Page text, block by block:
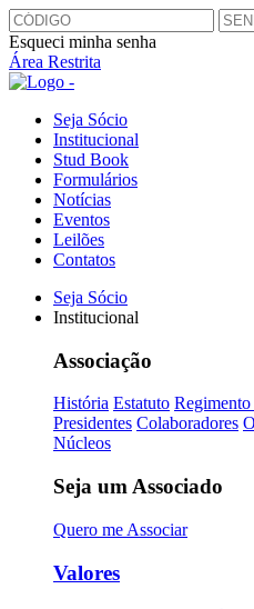
Esqueci minha senha
Área Restrita
Seja Sócio
Institucional
Stud Book
Formulários
Notícias
Eventos
Leilões
Contatos
Seja Sócio
Institucional
Associação
História Estatuto
Presidentes Colaboradores
Núcleos
Seja um Associado
Quero me Associar
Valores